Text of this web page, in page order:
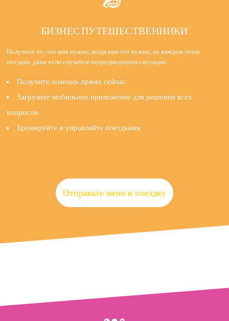
БИЗНЕС ПУТЕШЕСТВЕННИКИ
Получите то, что вам нужно, когда вам это нужно, на каждом этапе
поездки, даже если случится непредвиденная ситуация.
Получите помощь прямо сейчас
Загрузите мобильное приложение для решения всех
вопросов
Бронируйте и управляйте поездками
Отправьте меня в поездку